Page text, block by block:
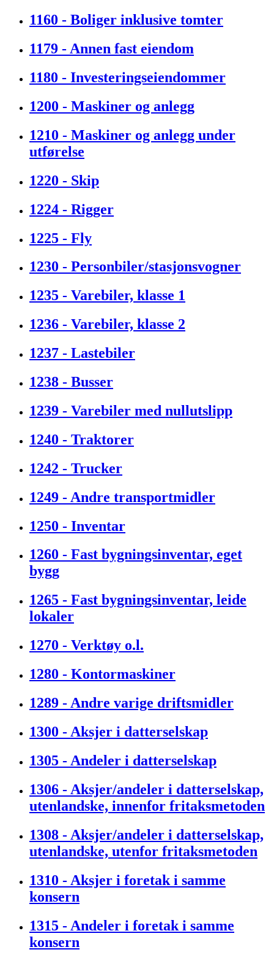
1160 - Boliger inklusive tomter
1179 - Annen fast eiendom
1180 - Investeringseiendommer
1200 - Maskiner og anlegg
1210 - Maskiner og anlegg under
utførelse
1220 - Skip
1224 - Rigger
1225 - Fly
1230 - Personbiler/stasjonsvogner
1235 - Varebiler, klasse 1
1236 - Varebiler, klasse 2
1237 - Lastebiler
1238 - Busser
1239 - Varebiler med nullutslipp
1240 - Traktorer
1242 - Trucker
1249 - Andre transportmidler
1250 - Inventar
1260 - Fast bygningsinventar, eget
bygg
1265 - Fast bygningsinventar, leide
lokaler
1270 - Verktøy o.l.
1280 - Kontormaskiner
1289 - Andre varige driftsmidler
1300 - Aksjer i datterselskap
1305 - Andeler i datterselskap
1306 - Aksjer/andeler i datterselskap,
utenlandske, innenfor fritaksmetoden
1308 - Aksjer/andeler i datterselskap,
utenlandske, utenfor fritaksmetoden
1310 - Aksjer i foretak i samme
konsern
1315 - Andeler i foretak i samme
konsern